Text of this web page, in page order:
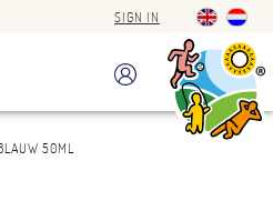
SIGN IN
50ML